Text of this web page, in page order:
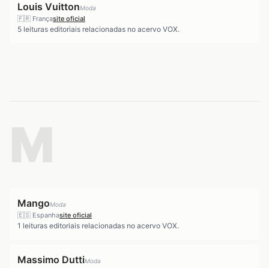
Louis VuittonModa
🇫🇷 Françasite oficial
5 leituras editoriais relacionadas no acervo VOX.
MangoModa
🇪🇸 Espanhasite oficial
1 leituras editoriais relacionadas no acervo VOX.
Massimo DuttiModa